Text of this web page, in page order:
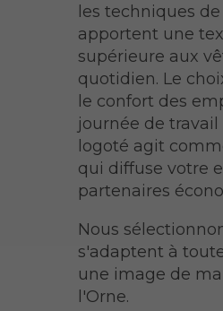
les techniques de
apportent une
supérieure aux
quotidien. Le
le confort des
journée de
logoté agit
qui diffuse votre
partenaires
Nous
s'adaptent à
une image de
l'Orne.